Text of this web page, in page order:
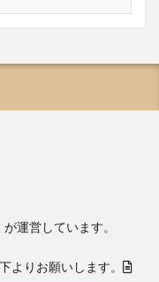
が運営しています。
よりお願いします。